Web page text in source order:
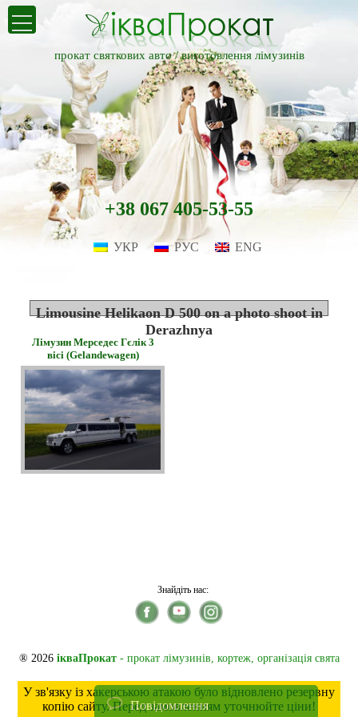
прокат святкових авто /виготовлення лімузинів
+38 067 405-53-55
УКР РУС ENG
Limousine Helikaon D 500 on a photo shoot in
Derazhnya
Лімузин Мерседес Гєлік 3
вісі (Gelandewagen)
Знайдіть нас:
® 2026 ікваПрокат- прокат лімузинів, кортеж, організація свята
У зв'язку із хакерською атакою було відновлено резервну
копію сайту. Перед замовленням уточнюйте ціни!
Повідомлення